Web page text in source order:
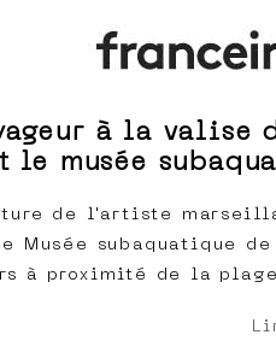
à la valise
le musée
de l'artiste
Musée subaquatique
à proximité de la